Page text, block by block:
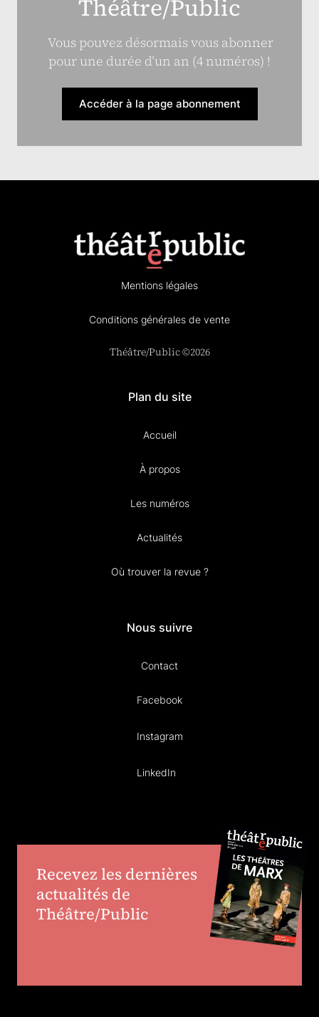
Théâtre/Public
Vous pouvez désormais vous abonner
pour une durée d’un an (4 numéros) !
Accéder à la page abonnement
Mentions légales
Conditions générales de vente
Théâtre/Public ©2026
Plan du site
Accueil
À propos
Les numéros
Actualités
Où trouver la revue ?
Nous suivre
Contact
Facebook
Instagram
LinkedIn
Recevez les dernières
actualités de
Théâtre/Public